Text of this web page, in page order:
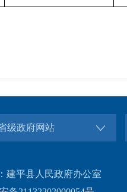
级政府网站
建平县人民政府办公室